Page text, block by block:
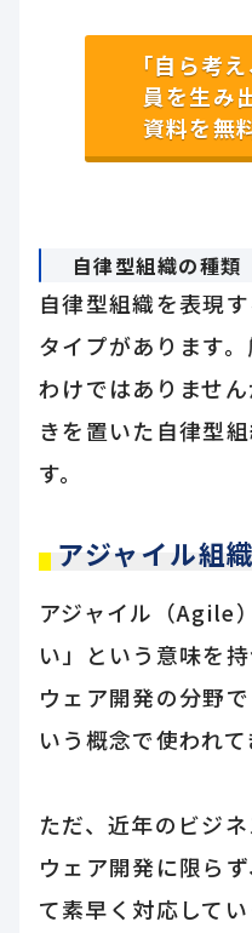
「自ら考
員を生み
資料を無
自律型組織の種類
自律型組織を表現
タイプがあります
わけではありませ
きを置いた自律型
す。
アジャイル組織
アジャイル（Agile
い」という意味を
ウェア開発の分野
いう概念で使われて
ただ、近年のビジ
ウェア開発に限ら
て素早く対応して